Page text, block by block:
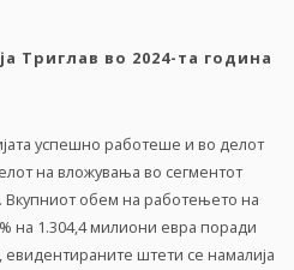
Триглав во 2024-та година
успешно работеше и во делот
на вложувања во сегментот
Вкупниот обем на работењето на
на 1.304,4 милиони евра поради
штети се намалија